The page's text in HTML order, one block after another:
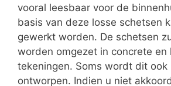
vooral leesbaar voor de
basis van deze losse schetsen
gewerkt worden. De schetsen
worden omgezet in concrete en
tekeningen. Soms wordt dit ook
ontworpen. Indien u niet